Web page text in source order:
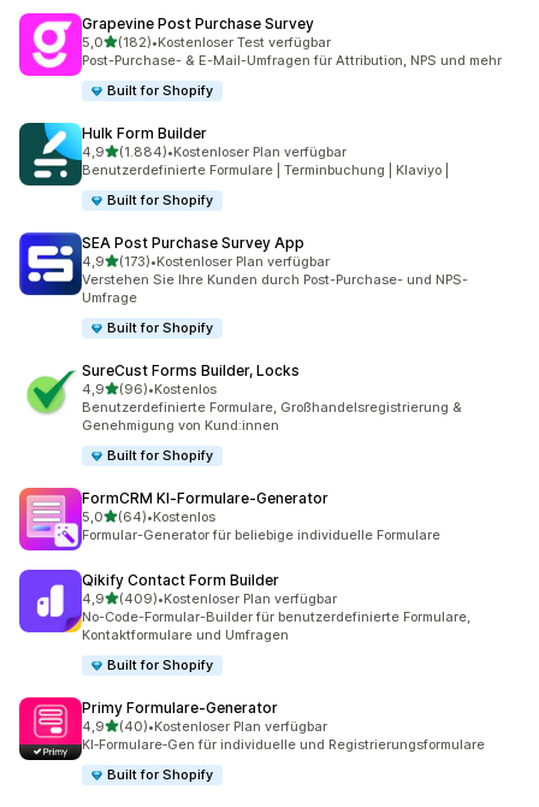
Grapevine Post Purchase Survey
5,0von 5 Sternen
(182)
182 Rezensionen insgesamt
•Kostenloser Test verfügbar
Post-Purchase- & E-Mail-Umfragen für Attribution, NPS und mehr
Built for Shopify
Hulk Form Builder
4,9von 5 Sternen
(1.884)
1884 Rezensionen insgesamt
•Kostenloser Plan verfügbar
Benutzerdefinierte Formulare | Terminbuchung | Klaviyo |
Built for Shopify
SEA Post Purchase Survey App
4,9von 5 Sternen
(173)
173 Rezensionen insgesamt
•Kostenloser Plan verfügbar
Verstehen Sie Ihre Kunden durch Post-Purchase- und NPS-
Umfrage
Built for Shopify
SureCust Forms Builder, Locks
4,9von 5 Sternen
(96)
96 Rezensionen insgesamt
•Kostenlos
Benutzerdefinierte Formulare, Großhandelsregistrierung &
Genehmigung von Kund:innen
Built for Shopify
FormCRM KI‑Formulare‑Generator
5,0von 5 Sternen
(64)
64 Rezensionen insgesamt
•Kostenlos
Formular-Generator für beliebige individuelle Formulare
Qikify Contact Form Builder
4,9von 5 Sternen
(409)
409 Rezensionen insgesamt
•Kostenloser Plan verfügbar
No-Code-Formular-Builder für benutzerdefinierte Formulare,
Kontaktformulare und Umfragen
Built for Shopify
Primy Formulare‑Generator
4,9von 5 Sternen
(40)
40 Rezensionen insgesamt
•Kostenloser Plan verfügbar
KI‑Formulare‑Gen für individuelle und Registrierungsformulare
Built for Shopify